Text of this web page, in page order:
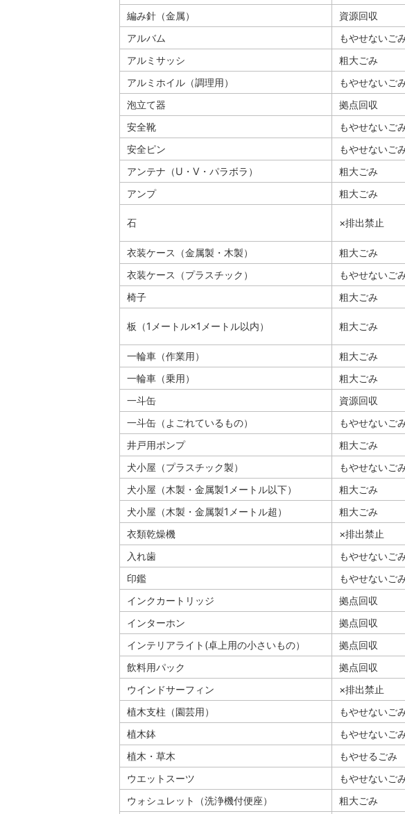
編み針（金属）
資源回収
アルバム
もやせないご
アルミサッシ
粗大ごみ
アルミホイル（調理用）
もやせないご
泡立て器
拠点回収
安全靴
もやせないご
安全ピン
もやせないご
アンテナ（U・V・パラボラ）
粗大ごみ
アンプ
粗大ごみ
石 ×排出禁止
衣装ケース（金属製・木製）
粗大ごみ
衣装ケース（プラスチック）
もやせないご
椅子
粗大ごみ
板（1メートル×1メートル以内） 粗大ごみ
一輪車（作業用）
粗大ごみ
一輪車（乗用）
粗大ごみ
一斗缶
資源回収
一斗缶（よごれているもの）
もやせないご
井戸用ポンプ
粗大ごみ
犬小屋（プラスチック製）
もやせないご
犬小屋（木製・金属製1メートル以下）
粗大ごみ
犬小屋（木製・金属製1メートル超）
粗大ごみ
衣類乾燥機
×排出禁止
入れ歯
もやせないご
印鑑
もやせないご
インクカートリッジ
拠点回収
インターホン
拠点回収
インテリアライト(卓上用の小さいもの）
拠点回収
飲料用パック
拠点回収
ウインドサーフィン
×排出禁止
植木支柱（園芸用）
もやせないご
植木鉢
もやせないご
植木・草木
もやせるごみ
ウエットスーツ
もやせないご
ウォシュレット（洗浄機付便座）
粗大ごみ